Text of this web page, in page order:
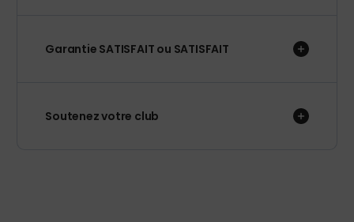
Garantie SATISFAIT ou SATISFAIT
Soutenez votre club